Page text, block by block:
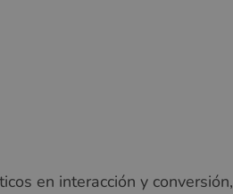
en interacción y conversión,